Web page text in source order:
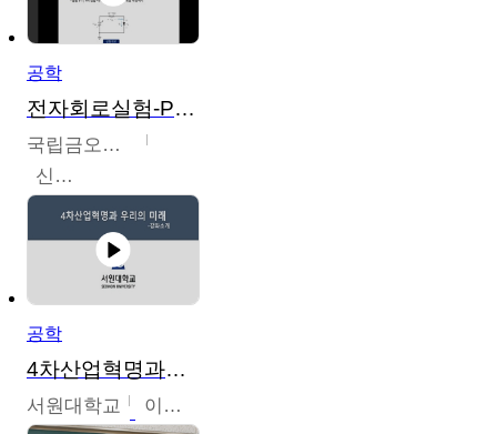
공학
전자회로실험-PSPICE 시뮬레이션
국립금오공과대학교
신경욱
공학
4차산업혁명과우리의미래
서원대학교 이병권